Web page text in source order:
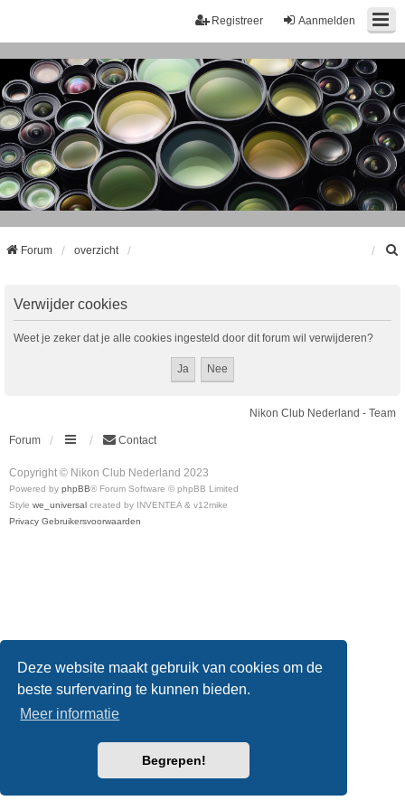
Deze website maakt gebruik van cookies om de
beste surfervaring te kunnen bieden.
Meer informatie
Begrepen!
Aanmelden
Registreer
Forum overzicht
Verwijder cookies
Weet je zeker dat je alle cookies ingesteld door dit forum wil verwijderen?
Nikon Club Nederland - Team
Forum Contact
Copyright © Nikon Club Nederland 2023
Powered by phpBB® Forum Software © phpBB Limited
Style we_universal created by INVENTEA & v12mike
Privacy Gebruikersvoorwaarden